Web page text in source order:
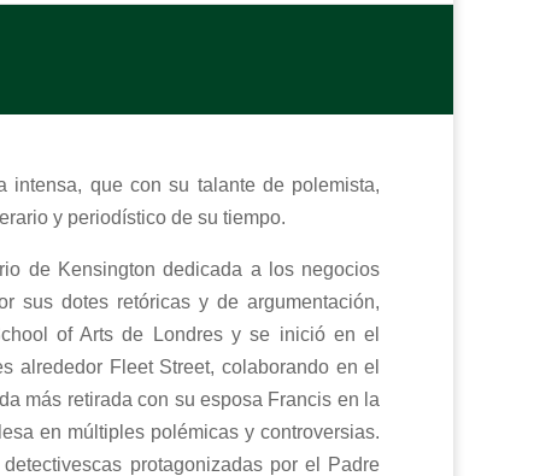
intensa, que con su talante de polemista,
y periodístico de su tiempo.
de Kensington dedicada a los negocios
sus dotes retóricas y de argumentación,
of Arts de Londres y se inició en el
alrededor Fleet Street, colaborando en el
más retirada con su esposa Francis en la
en múltiples polémicas y controversias.
protagonizadas por el Padre